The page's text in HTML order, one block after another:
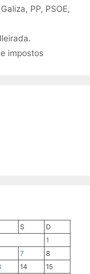
Galiza, PP, PSOE,
impostos
S
D
1
7
8
14
15